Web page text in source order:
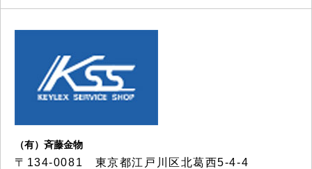
（有）斉藤金物
〒134-0081 東京都江戸川区北葛西5-4-4